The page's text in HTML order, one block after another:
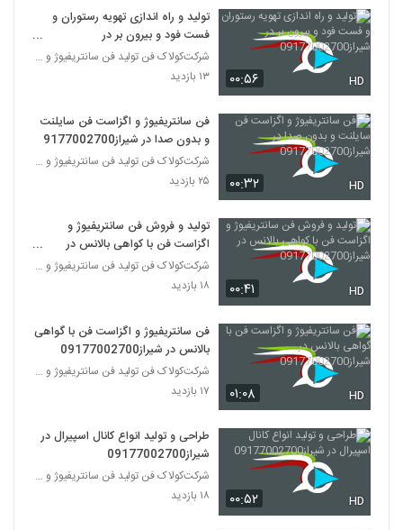
۰۰:۵۶ HD
تولید و راه اندازی تهویه رستوران و
فست فود و بیرون بر در
شیراز09177002700
شرکت‌کولاک فن تولید فن سانتریفیوژ و اگزاست فن و کا
۱۳ بازدید
۰۰:۳۲ HD
فن سانتریفیوژ و اگزاست فن سایلنت
و بدون صدا در شیراز09177002700
شرکت‌کولاک فن تولید فن سانتریفیوژ و اگزاست فن و کا
۲۵ بازدید
۰۰:۴۱ HD
تولید و فروش فن سانتریفیوژ و
اگزاست فن با کواهی بالانس در
شیراز09177002700
شرکت‌کولاک فن تولید فن سانتریفیوژ و اگزاست فن و کا
۱۸ بازدید
۰۱:۰۸ HD
فن سانتریفیوژ و اگزاست فن با گواهی
بالانس در شیراز09177002700
شرکت‌کولاک فن تولید فن سانتریفیوژ و اگزاست فن و کا
۱۷ بازدید
۰۰:۵۲ HD
طراحی و تولید انواع کانال اسپیرال در
شیراز09177002700
شرکت‌کولاک فن تولید فن سانتریفیوژ و اگزاست فن و کا
۱۸ بازدید